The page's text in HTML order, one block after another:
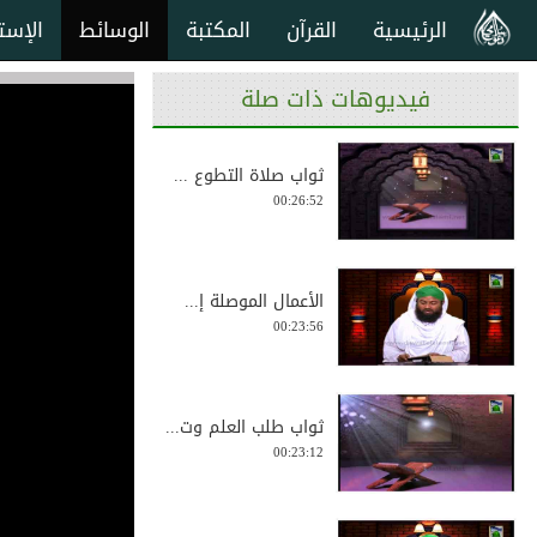
الوسائط المكتبة القرآن الرئيسية
فيديوهات ذات صلة
ثواب صلاة التطوع ...
00:26:52
الأعمال الموصلة إ...
00:23:56
ثواب طلب العلم وت...
00:23:12